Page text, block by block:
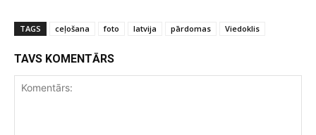
TAGS ceļošana foto latvija pārdomas Viedoklis
TAVS KOMENTĀRS